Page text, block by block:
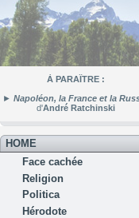
À PARAÎTRE :
► Napoléon, la France et la
d'André Ratchinski
HOME
Face cachée
Religion
Politica
Hérodote